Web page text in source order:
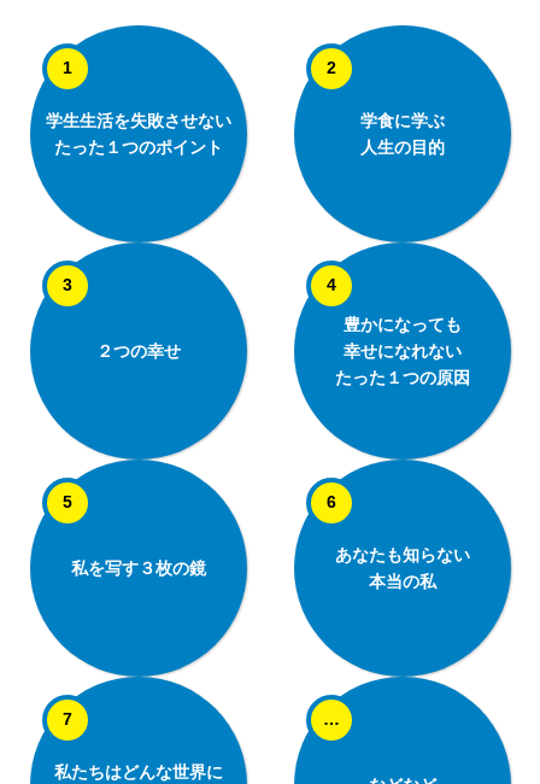
学生生活を失敗させない
たった１つのポイント
学食に学ぶ
人生の目的
２つの幸せ
豊かになっても
幸せになれない
たった１つの原因
私を写す３枚の鏡
あなたも知らない
本当の私
私たちはどんな世界に